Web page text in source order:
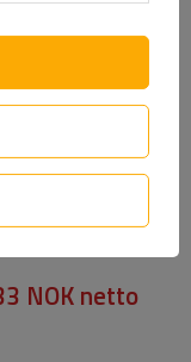
Reflex sykkellås i
NOKnetto